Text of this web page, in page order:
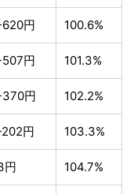
円 100.6%
円 101.3%
円 102.2%
円 103.3%
円 104.7%